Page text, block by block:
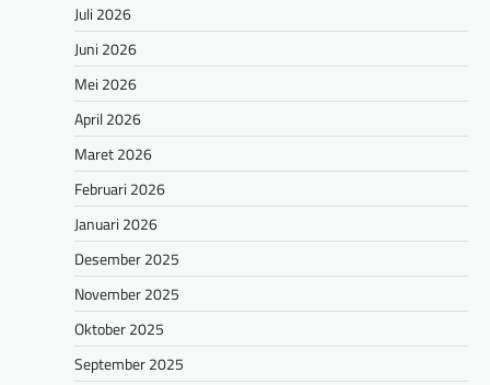
Juli 2026
Juni 2026
Mei 2026
April 2026
Maret 2026
Februari 2026
Januari 2026
Desember 2025
November 2025
Oktober 2025
September 2025